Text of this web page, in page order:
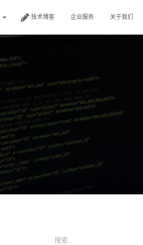
技术博客 企业服务 关于我们
搜
搜索…